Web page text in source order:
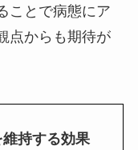
ことで病態にア
点からも期待が
持する効果